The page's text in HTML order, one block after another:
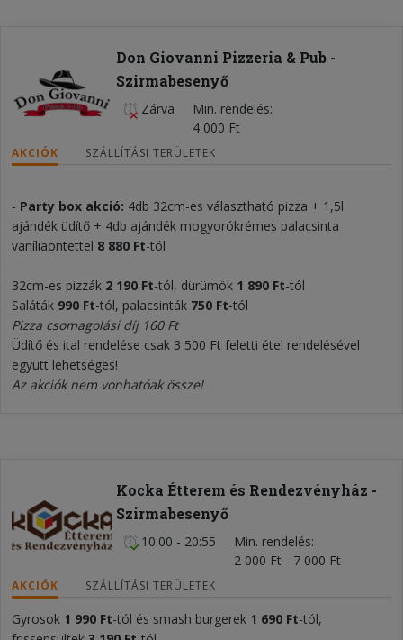
Don Giovanni Pizzeria & Pub -
Szirmabesenyő
Zárva
Min. rendelés
4 000 Ft
AKCIÓK SZÁLLÍTÁSI TERÜLETEK
- Party box akció: 4db 32cm-es választható pizza + 1,5l
ajándék üdítő + 4db ajándék mogyorókrémes palacsinta
vaníliaöntettel 8 880 Ft-tól
32cm-es pizzák 2 190 Ft-tól, dürümök 1 890 Ft-tól
Saláták 990 Ft-tól, palacsinták 750 Ft-tól
Pizza csomagolási díj 160 Ft
Üdítő és ital rendelése csak 3 500 Ft feletti étel rendelésével
együtt lehetséges!
Az akciók nem vonhatóak össze!
Kocka Étterem és Rendezvényház -
Szirmabesenyő
10:00 - 20:55
Min. rendelés
2 000 Ft - 7 000 Ft
AKCIÓK SZÁLLÍTÁSI TERÜLETEK
Gyrosok 1 990 Ft-tól és smash burgerek 1 690 Ft-tól,